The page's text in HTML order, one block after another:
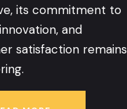
its commitment to
and
satisfaction remains